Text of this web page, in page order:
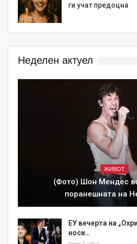
ги учат предоцна
Неделен актуел
ЖИВОТ
(Фото) Шон Мендес
поранешната на
ЕУ вечерта на
носи…